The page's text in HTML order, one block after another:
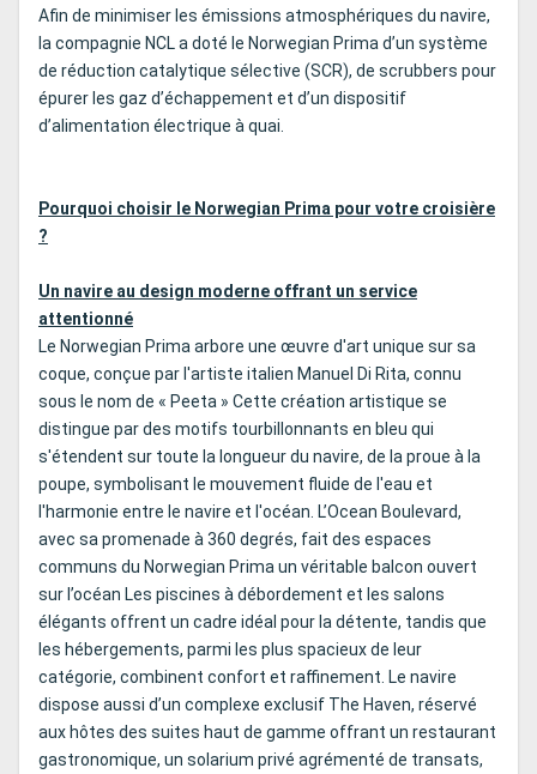
Afin de minimiser les émissions atmosphériques du navire,
la compagnie NCL a doté le Norwegian Prima d’un système
de réduction catalytique sélective (SCR), de scrubbers pour
épurer les gaz d’échappement et d’un dispositif
d’alimentation électrique à quai.
Pourquoi choisir le Norwegian Prima pour votre croisière
?
Un navire au design moderne offrant un service
attentionné
Le Norwegian Prima arbore une œuvre d'art unique sur sa
coque, conçue par l'artiste italien Manuel Di Rita, connu
sous le nom de « Peeta » Cette création artistique se
distingue par des motifs tourbillonnants en bleu qui
s'étendent sur toute la longueur du navire, de la proue à la
poupe, symbolisant le mouvement fluide de l'eau et
l'harmonie entre le navire et l'océan. L’Ocean Boulevard,
avec sa promenade à 360 degrés, fait des espaces
communs du Norwegian Prima un véritable balcon ouvert
sur l’océan Les piscines à débordement et les salons
élégants offrent un cadre idéal pour la détente, tandis que
les hébergements, parmi les plus spacieux de leur
catégorie, combinent confort et raffinement. Le navire
dispose aussi d’un complexe exclusif The Haven, réservé
aux hôtes des suites haut de gamme offrant un restaurant
gastronomique, un solarium privé agrémenté de transats,